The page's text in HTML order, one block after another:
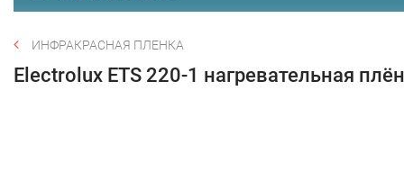
ИНФРАКРАСНАЯ ПЛЕНКА
Electrolux ETS 220-1 нагревательная